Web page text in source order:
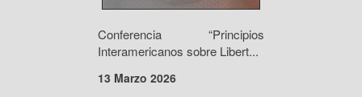
Conferencia “Principios
Interamericanos sobre Libert...
13 Marzo 2026